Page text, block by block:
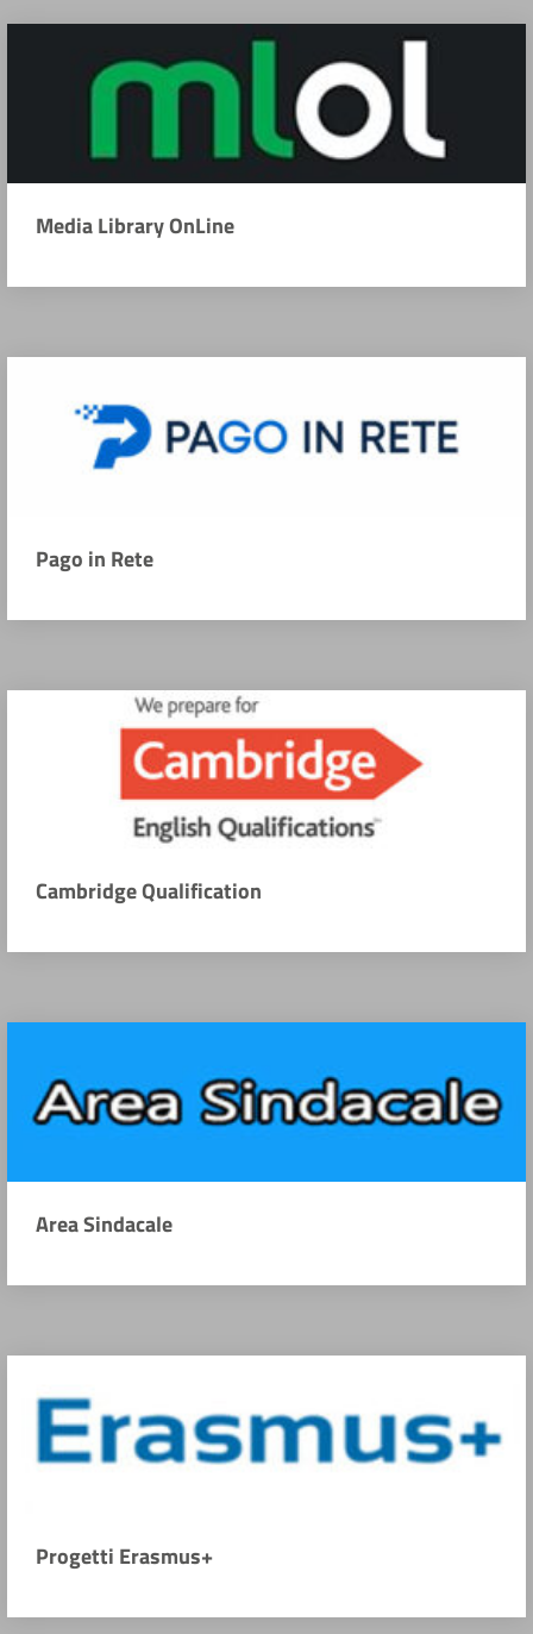
Media Library OnLine
Pago in Rete
Cambridge Qualification
Area Sindacale
Progetti Erasmus+